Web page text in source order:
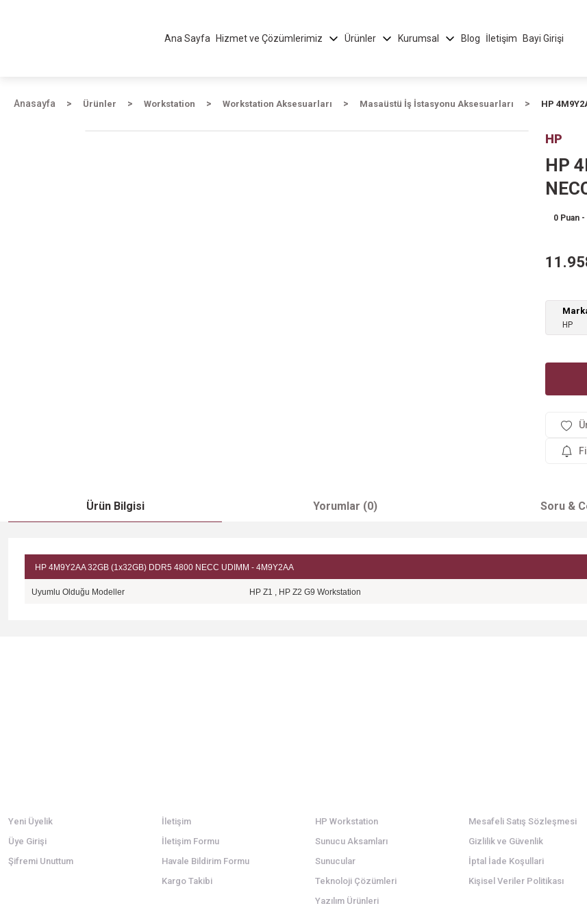
Ana Sayfa Hizmet ve Çözümlerimiz Ürünler Kurumsal Blog İletişim Bayi Girişi
Anasayfa Ürünler Workstation Workstation Aksesuarları Masaüstü İş İstasyonu Aksesuarları HP
HP
HP
0 Puan
HP
Ürün Bilgisi Yorumlar (0) Soru &
HP 4M9Y2AA 32GB (1x32GB) DDR5 4800 NECC UDIMM - 4M9Y2AA
Uyumlu Olduğu Modeller HP Z1 , HP Z2 G9 Workstation
Gönder
Yeni Üyelik
Üye Girişi
Şifremi Unuttum
İletişim
İletişim Formu
Havale Bildirim Formu
Kargo Takibi
HP Workstation
Sunucu Aksamları
Sunucular
Teknoloji Çözümleri
Yazılım Ürünleri
Mesafeli Satış Sözleşmesi
Gizlilik ve Güvenlik
İptal İade Koşullari
Kişisel Veriler Politikası